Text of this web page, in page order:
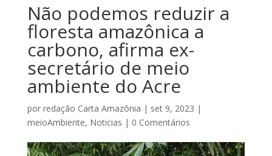
Não podemos reduzir a
floresta amazônica a
carbono, afirma ex-
secretário de meio
ambiente do Acre
por redação Carta Amazônia | set 9, 2023 |
meioAmbiente, Noticias | 0 Comentários